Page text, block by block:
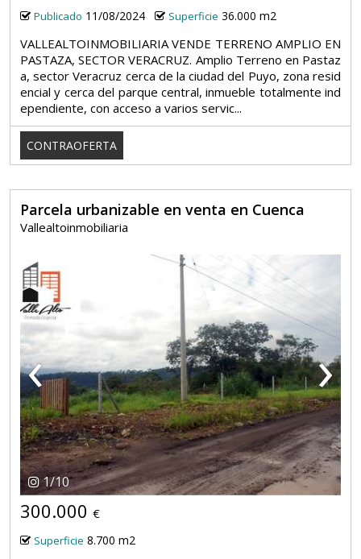
Publicado 11/08/2024 Superficie 36.000 m2
VALLEALTOINMOBILIARIA VENDE TERRENO AMPLIO EN
PASTAZA, SECTOR VERACRUZ. Amplio Terreno en Pastaz
a, sector Veracruz cerca de la ciudad del Puyo, zona resid
encial y cerca del parque central, inmueble totalmente ind
ependiente, con acceso a varios servic...
CONTRAOFERTA
Parcela urbanizable en venta en Cuenca
Vallealtoinmobiliaria
‹ ›
1/10
300.000 €
Superficie 8.700 m2